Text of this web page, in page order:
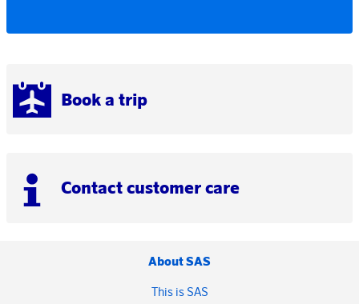
Book a trip
Contact customer care
About SAS
This is SAS